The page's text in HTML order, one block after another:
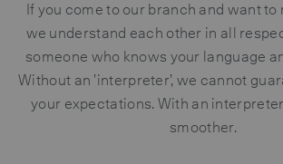
If you come to our branch and want
we understand each other in all
someone who knows your language
Without an ’interpreter’, we cannot
your expectations. With an
smoother.